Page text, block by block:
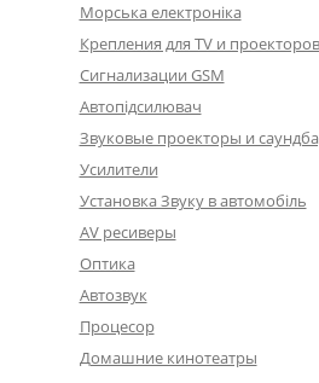
Морська електроніка
Крепления для TV и проекторов
Сигнализации GSM
Автопідсилювач
Звуковые проекторы и
Усилители
Установка Звуку в автомобіль
AV ресиверы
Оптика
Автозвук
Процесор
Домашние кинотеатры